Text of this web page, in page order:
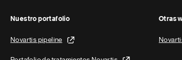
Nuestro portafolio
Novartis pipeline
Otras